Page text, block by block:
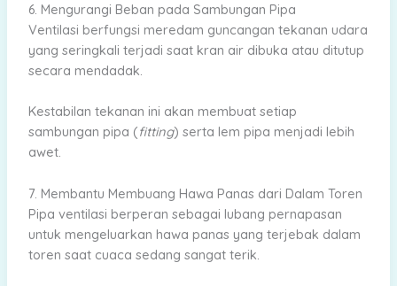
6. Mengurangi Beban pada Sambungan Pipa
Ventilasi berfungsi meredam guncangan tekanan udara
yang seringkali terjadi saat kran air dibuka atau ditutup
secara mendadak.
Kestabilan tekanan ini akan membuat setiap
sambungan pipa (fitting) serta lem pipa menjadi lebih
awet.
7. Membantu Membuang Hawa Panas dari Dalam Toren
Pipa ventilasi berperan sebagai lubang pernapasan
untuk mengeluarkan hawa panas yang terjebak dalam
toren saat cuaca sedang sangat terik.